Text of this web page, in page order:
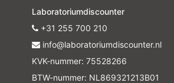
Laboratoriumdiscounter
+31 255 700 210
info@laboratoriumdiscounter.nl
KVK-nummer: 75528266
BTW-nummer: NL869321213B01